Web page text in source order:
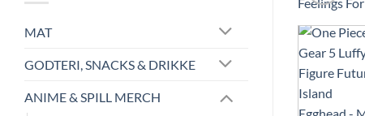
MAT
GODTERI, SNACKS & DRIKKE
ANIME & SPILL MERCH